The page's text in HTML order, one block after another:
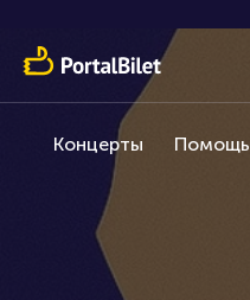
Концерты Помощь